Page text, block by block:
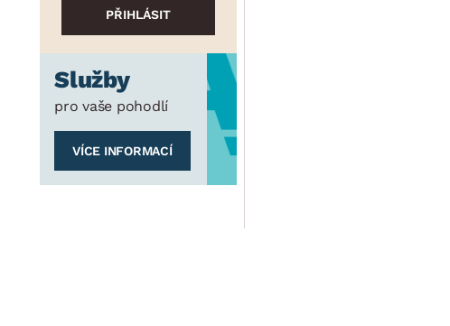
Služby
pro vaše pohodlí
VÍCE INFORMACÍ